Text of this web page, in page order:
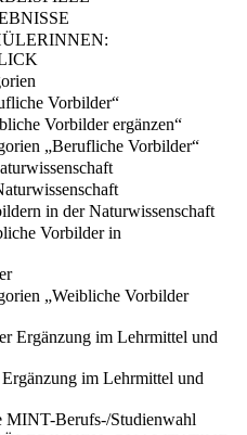
Vorbilder“
Vorbilder ergänzen“
„Berufliche Vorbilder“
in der Naturwissenschaft
Vorbilder in
„Weibliche Vorbilder
Ergänzung im Lehrmittel und
im Lehrmittel und
MINT-Berufs-/Studienwahl